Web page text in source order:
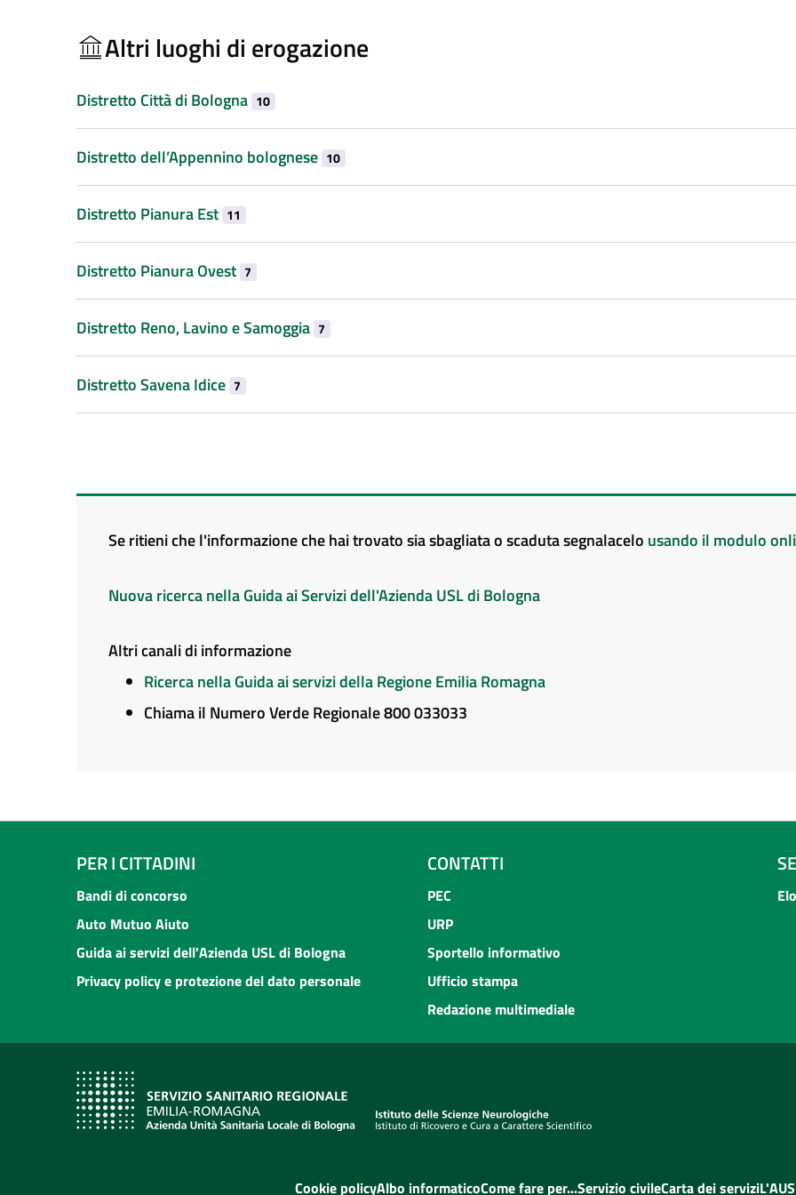
Altri luoghi di erogazione
Distretto Città di Bologna 10
Distretto dell’Appennino bolognese 10
Distretto Pianura Est 11
Distretto Pianura Ovest 7
Distretto Reno, Lavino e Samoggia 7
Distretto Savena Idice 7
Se ritieni che l'informazione che hai trovato sia sbagliata o scaduta segnalacelo usando il modulo
Nuova ricerca nella Guida ai Servizi dell'Azienda USL di Bologna
Altri canali di informazione
Ricerca nella Guida ai servizi della Regione Emilia Romagna
Chiama il Numero Verde Regionale 800 033033
PER I CITTADINI
Bandi di concorso
Auto Mutuo Aiuto
Guida ai servizi dell'Azienda USL di Bologna
Privacy policy e protezione del dato personale
CONTATTI
PEC
URP
Sportello informativo
Ufficio stampa
Redazione multimediale
Cookie policyAlbo informaticoCome fare per...Servizio civileCarta dei servizi